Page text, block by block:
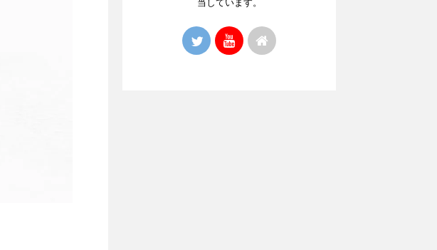
当しています。